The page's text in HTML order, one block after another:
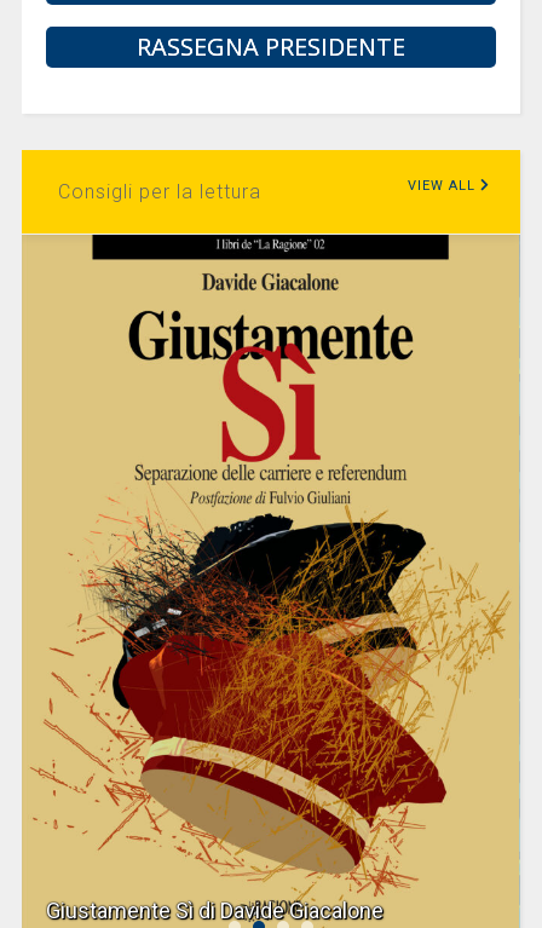
RASSEGNA PRESIDENTE
Consigli per la lettura VIEW ALL
Giustamente Sì di Davide Giacalone